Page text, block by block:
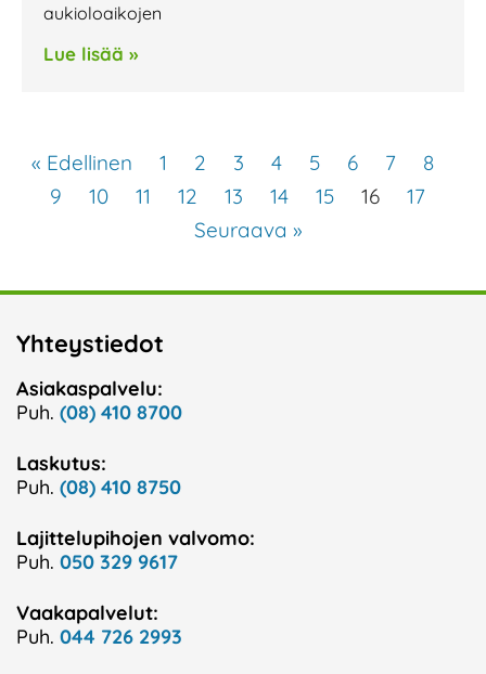
aukioloaikojen
Lue lisää »
« Edellinen 1 2 3 4 5 6 7
8
9
10 11 12 13 14 15 16
17
Seuraava »
Yhteystiedot
Asiakaspalvelu:
Puh. (08) 410 8700
Laskutus:
Puh. (08) 410 8750
Lajittelupihojen valvomo:
Puh. 050 329 9617
Vaakapalvelut:
Puh. 044 726 2993